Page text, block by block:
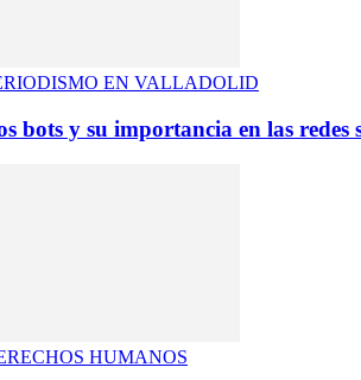
EN VALLADOLID
bots y su importancia en las redes
HUMANOS